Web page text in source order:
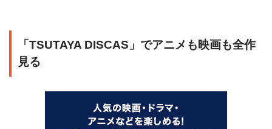
「TSUTAYA DISCAS」でアニメも映画も全作
見る